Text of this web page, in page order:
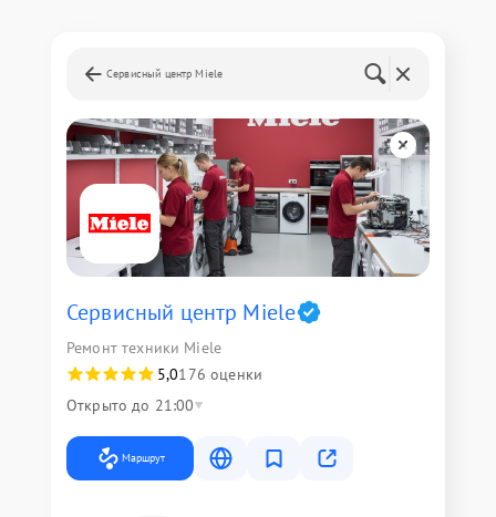
Сервисный центр Miele
Сервисный центр Miele
Ремонт техники Miele
5,0176 оценки
Открыто до 21:00
Маршрут